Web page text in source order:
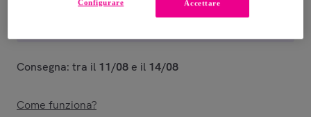
Consegna da6,99 €
Consegna: tra il 11/08 e il 14/08
Come funziona?
Accettare
Configurare